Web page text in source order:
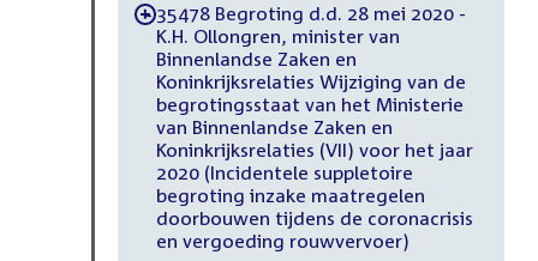
-35478 Begroting d.d. 28 mei 2020 -
K.H. Ollongren, minister van
Binnenlandse Zaken en
Koninkrijksrelaties Wijziging van de
begrotingsstaat van het Ministerie
van Binnenlandse Zaken en
Koninkrijksrelaties (VII) voor het jaar
2020 (Incidentele suppletoire
begroting inzake maatregelen
doorbouwen tijdens de coronacrisis
en vergoeding rouwvervoer)